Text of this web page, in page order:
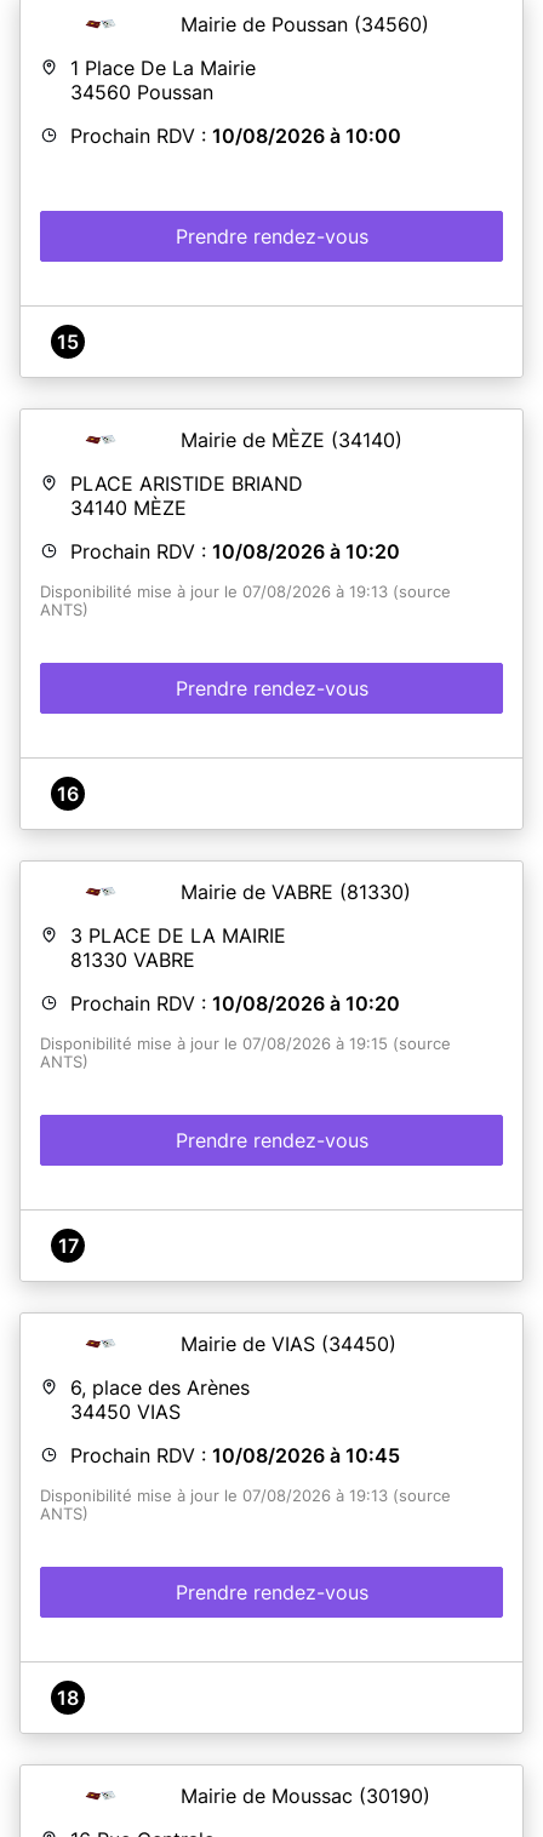
de passeports.
Ouvert tous les jours du lundi au vendredi de 9h à 12h et
de 14h à 17h, nous vous accueillerons sur rendez-vous
préalablement attribué via notre site internet
(www.lecres.fr).
Mairie de Poussan (34560)
1 Place De La Mairie
34560 Poussan
Prochain RDV : 10/08/2026 à 10:00
Prendre rendez-vous
15
Mairie de MÈZE (34140)
PLACE ARISTIDE BRIAND
34140 MÈZE
Prochain RDV : 10/08/2026 à 10:20
Disponibilité mise à jour le 07/08/2026 à 19:13 (source
ANTS)
Prendre rendez-vous
16
Mairie de VABRE (81330)
3 PLACE DE LA MAIRIE
81330 VABRE
Prochain RDV : 10/08/2026 à 10:20
Disponibilité mise à jour le 07/08/2026 à 19:15 (source
ANTS)
Prendre rendez-vous
17
Mairie de VIAS (34450)
6, place des Arènes
34450 VIAS
Prochain RDV : 10/08/2026 à 10:45
Disponibilité mise à jour le 07/08/2026 à 19:13 (source
ANTS)
Prendre rendez-vous
18
Mairie de Moussac (30190)